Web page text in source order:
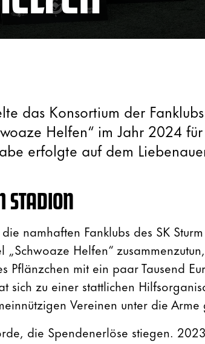
das Konsortium der
Helfen“ im Jahr 2024
erfolgte auf dem
STADION
namhaften Fanklubs des SK
„Schwoaze Helfen“
Pflänzchen mit ein paar Tausend
sich zu einer stattlichen
Vereinen unter die Arme
die Spendenerlöse stiegen.